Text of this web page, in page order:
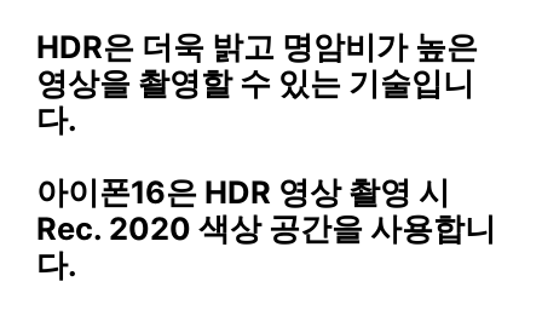
HDR은 더욱 밝고 명암비가 높은
영상을 촬영할 수 있는 기술입니
다.
아이폰16은 HDR 영상 촬영 시
Rec. 2020 색상 공간을 사용합니
다.